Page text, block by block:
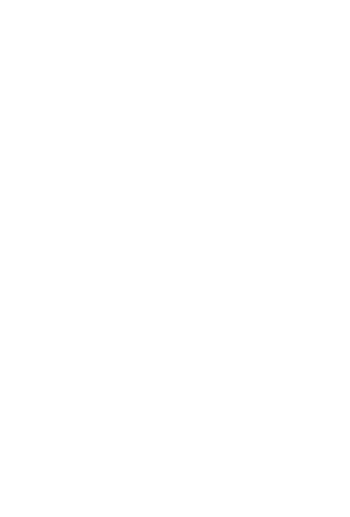
【メディア情報】7/22(水)よる7時より